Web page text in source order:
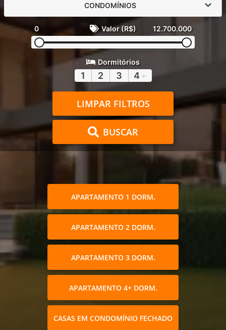
CONDOMÍNIOS
0 Valor (R$) 12.700.000
Dormitórios
1 2 3 4 +
LIMPAR FILTROS
BUSCAR
APARTAMENTO 1 DORM.
APARTAMENTO 2 DORM.
APARTAMENTO 3 DORM.
APARTAMENTO 4+ DORM.
CASAS EM CONDOMÍNIO FECHADO